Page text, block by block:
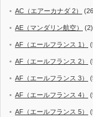
AC（エアーカナダ 2）
AE（マンダリン航空） (2)
AF（エールフランス 1）
AF（エールフランス 2）
AF（エールフランス 3）
AF（エールフランス 4）
AF（エールフランス 5）